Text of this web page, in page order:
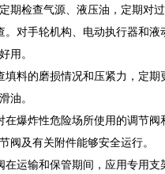
期检查气源、液压油，定期对
。对手轮机构、电动执行器和
用。
填料的磨损情况和压紧力，定
油。
在爆炸性危险场所使用的调节
阀及有关附件能够安全运行。
在运输和保管期间，应用专用